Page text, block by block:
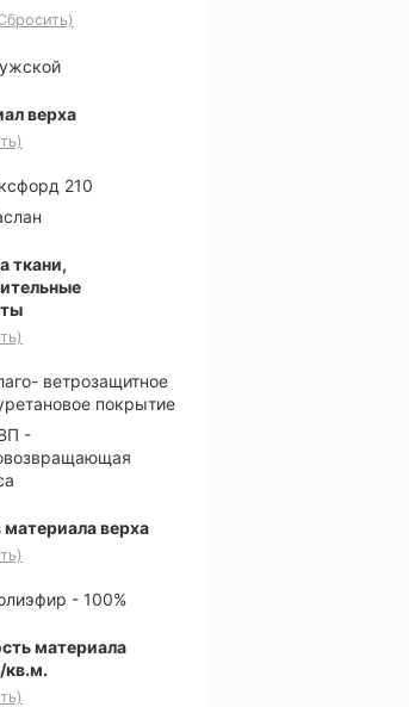
верха
210
ткани,
ветрозащитное
покрытие
-
верха
- 100%
материала
кв.м.